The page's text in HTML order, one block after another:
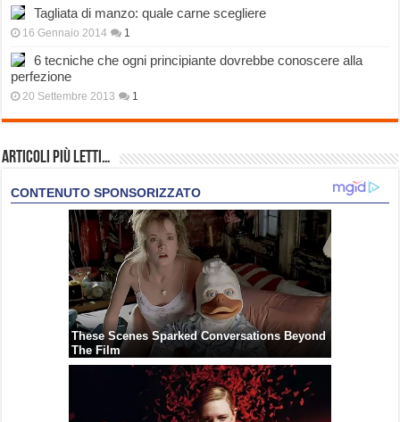
Tagliata di manzo: quale carne scegliere
16 Gennaio 2014 1
6 tecniche che ogni principiante dovrebbe conoscere alla
perfezione
20 Settembre 2013 1
Articoli più Letti…